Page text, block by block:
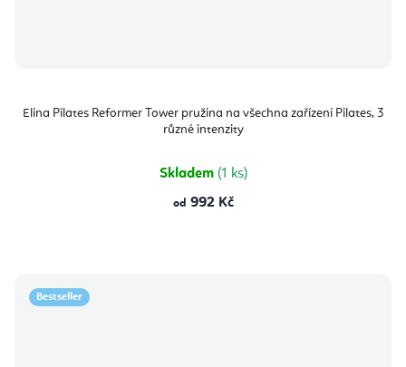
Elina Pilates Reformer Tower pružina na všechna zařízení Pilates, 3
různé intenzity
Skladem (1 ks)
od 992 Kč
Bestseller